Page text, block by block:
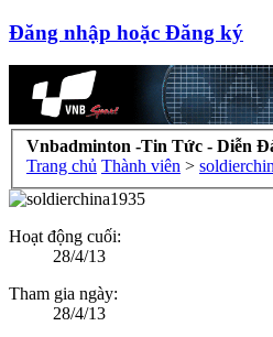
Đăng nhập hoặc Đăng ký
Vnbadminton -Tin Tức - Diễn
Trang chủ Thành viên >
Hoạt động cuối:
28/4/13
Tham gia ngày:
28/4/13